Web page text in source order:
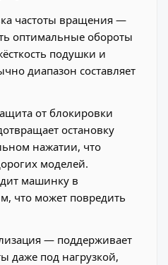
частоты вращения —
оптимальные обороты
подушки и
диапазон составляет
от блокировки
остановку
нажатии, что
моделей.
машинку в
что может повредить
— поддерживает
даже под нагрузкой,